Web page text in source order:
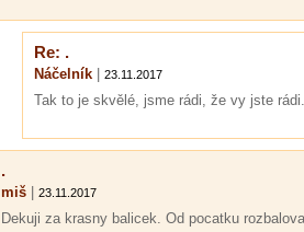
Re: .
Náčelník | 23.11.2017
Tak to je skvělé, jsme rádi, že vy jste
.
miš 23.11.2017
Dekuji za krasny balicek. Od pocatku